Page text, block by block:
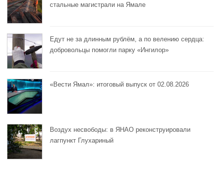
стальные магистрали на Ямале
Едут не за длинным рублём, а по велению сердца:
добровольцы помогли парку «Ингилор»
«Вести Ямал»: итоговый выпуск от 02.08.2026
Воздух несвободы: в ЯНАО реконструировали
лагпункт Глухариный